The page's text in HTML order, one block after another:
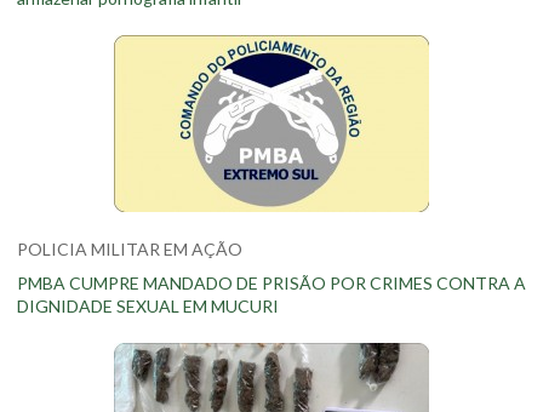
POLICIA MILITAR EM AÇÃO
PMBA CUMPRE MANDADO DE PRISÃO POR CRIMES CONTRA A
DIGNIDADE SEXUAL EM MUCURI